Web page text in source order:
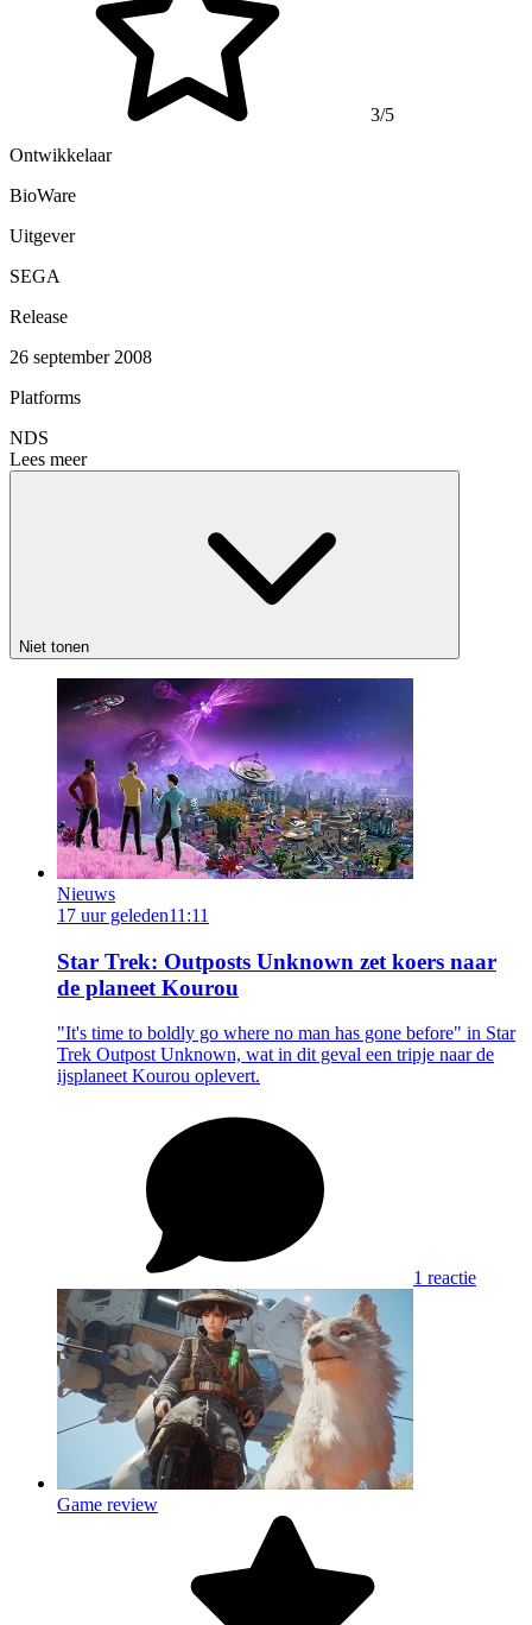
3/5
Ontwikkelaar
BioWare
Uitgever
SEGA
Release
26 september 2008
Platforms
NDS
Lees meer
Niet tonen
Nieuws
17 uur geleden11:11
Star Trek: Outposts Unknown zet koers naar
de planeet Kourou
"It's time to boldly go where no man has gone before" in Star
Trek Outpost Unknown, wat in dit geval een tripje naar de
ijsplaneet Kourou oplevert.
1 reactie
Game review